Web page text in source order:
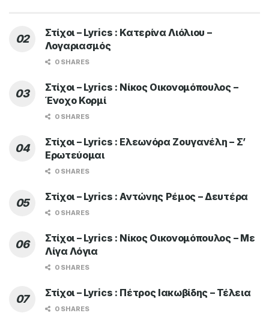
Στίχοι – Lyrics : Κατερίνα Λιόλιου –
Λογαριασμός
0 SHARES
Στίχοι – Lyrics : Νίκος Οικονομόπουλος –
Ένοχο Κορμί
0 SHARES
Στίχοι – Lyrics : Ελεωνόρα Ζουγανέλη – Σ’
Ερωτεύομαι
0 SHARES
Στίχοι – Lyrics : Αντώνης Ρέμος – Δευτέρα
0 SHARES
Στίχοι – Lyrics : Νίκος Οικονομόπουλος – Με
Λίγα Λόγια
0 SHARES
Στίχοι – Lyrics : Πέτρος Ιακωβίδης – Τέλεια
0 SHARES